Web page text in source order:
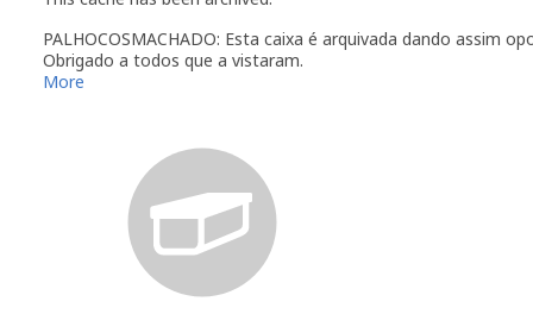
PALHOCOSMACHADO: Esta caixa é arquivada dando assim
Obrigado a todos que a vistaram.
Palhocosmachado
More